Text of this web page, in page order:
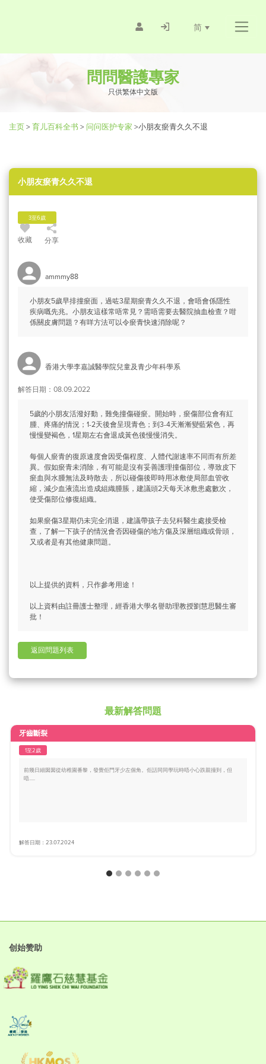
简
問問醫護專家
只供繁体中文版
主页> 育儿百科全书 > 问问医护专家 >小朋友瘀青久久不退
小朋友瘀青久久不退
3至6歲
收藏 分享
ammmy88
小朋友5歲早排撞瘀面，過咗3星期瘀青久久不退，會唔會係隱性
疾病嘅先兆。小朋友這樣常唔常見？需唔需要去醫院抽血檢查？咁
係關皮膚問題？有咩方法可以令瘀青快速消除呢？
香港大學李嘉誠醫學院兒童及青少年科學系
解答日期：08.09.2022
5歲的小朋友活潑好動，難免撞傷碰瘀。開始時，瘀傷部位會有紅
腫、疼痛的情況；1-2天後會呈現青色；到3-4天漸漸變藍紫色，再
慢慢變褐色，1星期左右會退成黃色後慢慢消失。
每個人瘀青的復原速度會因受傷程度、人體代謝速率不同而有所差
異。假如瘀青未消除，有可能是沒有妥善護理撞傷部位，導致皮下
瘀血與水腫無法及時散去，所以碰傷後即時用冰敷使局部血管收
縮，減少血液流出造成組織腫脹，建議頭2天每天冰敷患處數次，
使受傷部位修復組織。
如果瘀傷3星期仍未完全消退，建議帶孩子去兒科醫生處接受檢
查，了解一下孩子的情況會否因碰傷的地方傷及深層组織或骨頭，
又或者是有其他健康問題。
以上提供的資料，只作參考用途！
以上資料由註冊護士整理，經香港大學名譽助理教授劉慧思醫生審
批！
返回問題列表
最新解答問題
牙齒斷裂
1至2歲
前幾日細囡囡從幼稚園番黎，發覺佢門牙少左個角。佢話同同學玩時唔小心跌親撞到，但
唔.....
解答日期：23.07.2024
创始赞助